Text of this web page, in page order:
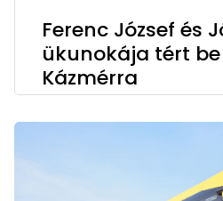
Ferenc József és
ükunokája tért
Kázmérra